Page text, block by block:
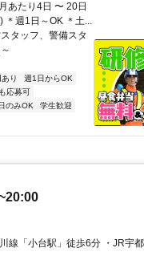
あたり4日 〜 20日
週1日～OK ＊土...
タッフ、警備スタ
り
週1日からOK
応募可
のみOK
学生歓迎